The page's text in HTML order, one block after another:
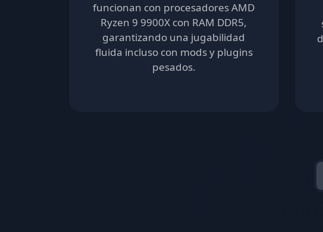
funcionan con procesadores AMD
Ryzen 9 9900X con RAM DDR5,
garantizando una jugabilidad
fluida incluso con mods y plugins
pesados.